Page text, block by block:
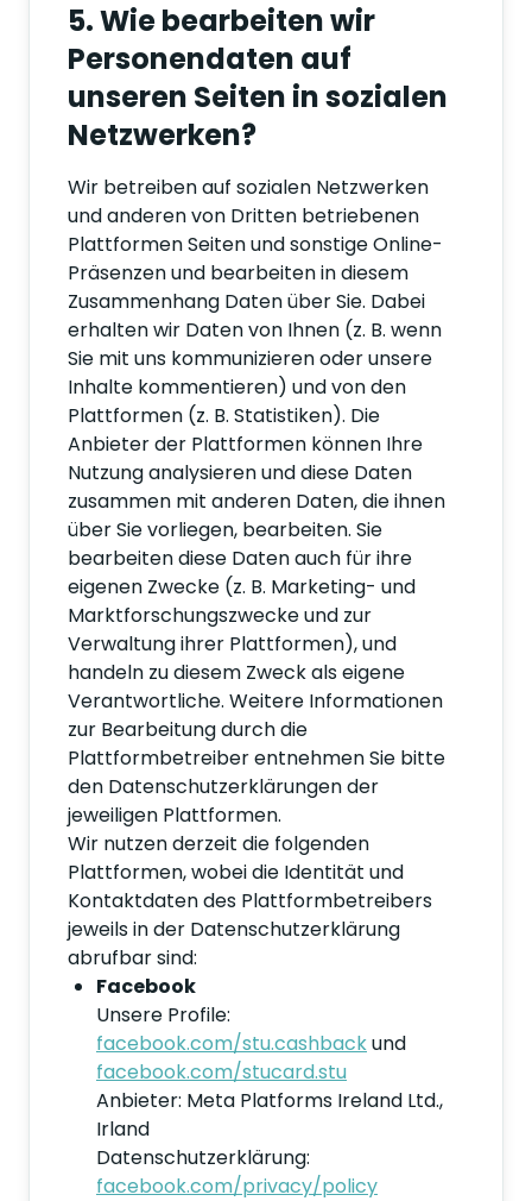
5. Wie bearbeiten wir
Personendaten auf
unseren Seiten in sozialen
Netzwerken?
Wir betreiben auf sozialen Netzwerken
und anderen von Dritten betriebenen
Plattformen Seiten und sonstige Online-
Präsenzen und bearbeiten in diesem
Zusammenhang Daten über Sie. Dabei
erhalten wir Daten von Ihnen (z. B. wenn
Sie mit uns kommunizieren oder unsere
Inhalte kommentieren) und von den
Plattformen (z. B. Statistiken). Die
Anbieter der Plattformen können Ihre
Nutzung analysieren und diese Daten
zusammen mit anderen Daten, die ihnen
über Sie vorliegen, bearbeiten. Sie
bearbeiten diese Daten auch für ihre
eigenen Zwecke (z. B. Marketing- und
Marktforschungszwecke und zur
Verwaltung ihrer Plattformen), und
handeln zu diesem Zweck als eigene
Verantwortliche. Weitere Informationen
zur Bearbeitung durch die
Plattformbetreiber entnehmen Sie bitte
den Datenschutzerklärungen der
jeweiligen Plattformen.
Wir nutzen derzeit die folgenden
Plattformen, wobei die Identität und
Kontaktdaten des Plattformbetreibers
jeweils in der Datenschutzerklärung
abrufbar sind:
Facebook
Unsere Profile:
facebook.com/stu.cashbackund
facebook.com/stucard.stu
Anbieter: Meta Platforms Ireland Ltd.,
Irland
Datenschutzerklärung:
facebook.com/privacy/policy